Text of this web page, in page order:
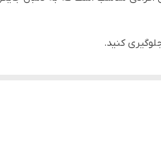
کنید.